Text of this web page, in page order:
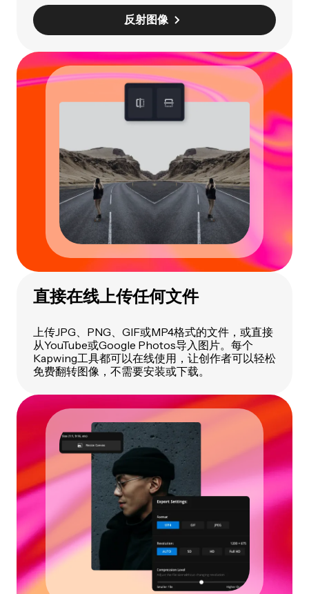
反射图像
直接在线上传任何文件
上传JPG、PNG、GIF或MP4格式的文件，或直接
从YouTube或Google Photos导入图片。每个
Kapwing工具都可以在线使用，让创作者可以轻松
免费翻转图像，不需要安装或下载。